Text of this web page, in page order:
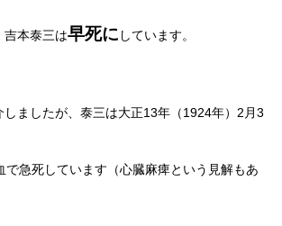
吉本泰三は早死に しています。
ましたが、泰三は大正13年（1924年） 2 月3
で急死しています（心臓麻痺という見解もあ